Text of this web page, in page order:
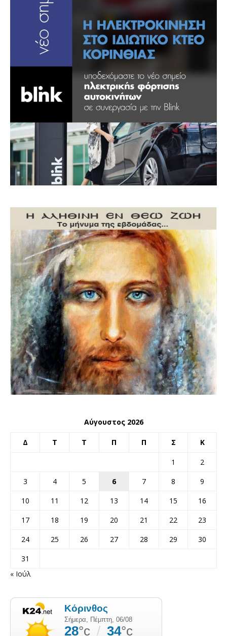
Αύγουστος 2026
Δ Τ Τ Π Π Σ Κ
1
2
3
4 5 6 7 8
9
10
11 12 13 14 15
16
17
18 19 20 21 22
23
24
25 26 27 28 29
30
31
« Ιούλ